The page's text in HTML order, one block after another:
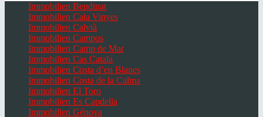
Immobilien Bendinat
Immobilien Cala Vinyes
Immobilien Calvià
Immobilien Campos
Immobilien Camp de Mar
Immobilien Cas Catala
Immobilien Costa d’en Blanes
Immobilien Costa de la Calma
Immobilien El Toro
Immobilien Es Capdella
Immobilien Génova